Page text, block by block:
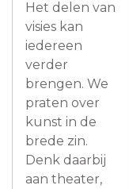
Het delen van
visies kan
iedereen
verder
brengen. We
praten over
kunst in de
brede zin.
Denk daarbij
aan theater,